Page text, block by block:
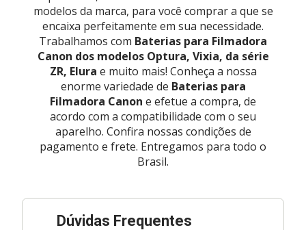
modelos da marca, para você comprar a que se
encaixa perfeitamente em sua necessidade.
Trabalhamos com Baterias para Filmadora
Canon dos modelos Optura, Vixia, da série
ZR, Elura e muito mais! Conheça a nossa
enorme variedade de Baterias para
Filmadora Canon e efetue a compra, de
acordo com a compatibilidade com o seu
aparelho. Confira nossas condições de
pagamento e frete. Entregamos para todo o
Brasil.
Dúvidas Frequentes